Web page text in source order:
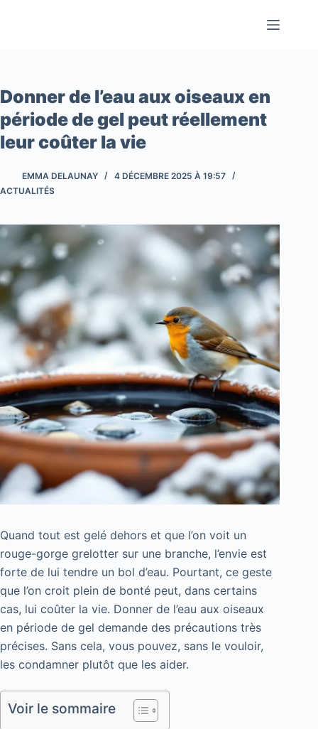
Donner de l’eau aux oiseaux en
période de gel peut réellement
leur coûter la vie
EMMA DELAUNAY
4 DÉCEMBRE 2025 À 19:57
ACTUALITÉS
Quand tout est gelé dehors et que l’on voit un
rouge-gorge grelotter sur une branche, l’envie est
forte de lui tendre un bol d’eau. Pourtant, ce geste
que l’on croit plein de bonté peut, dans certains
cas, lui coûter la vie. Donner de l’eau aux oiseaux
en période de gel demande des précautions très
précises. Sans cela, vous pouvez, sans le vouloir,
les condamner plutôt que les aider.
Voir le sommaire